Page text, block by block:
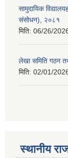
सामुदायिक
संसोधन), २०८१
मिति: 06/26/
लेखा समिति गठन
मिति: 02/01/
स्थानीय